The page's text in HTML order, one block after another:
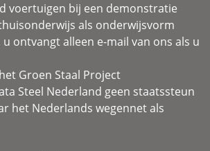
voertuigen bij een demonstratie
als onderwijsvorm
u ontvangt alleen e-mail van ons als u
Groen Staal Project
Steel Nederland geen staatssteun
het Nederlands wegennet als